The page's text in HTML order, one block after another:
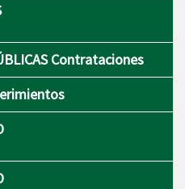
Contrataciones